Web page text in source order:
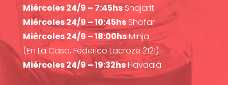
Miércoles 24/9 – 7:45hsShajarit
Miércoles 24/9 – 10:45hsShofar
Miércoles 24/9 – 18:00hsMinja
(En La Casa, Federico Lacroze 2121)
Miércoles 24/9 – 19:32hsHavdalá